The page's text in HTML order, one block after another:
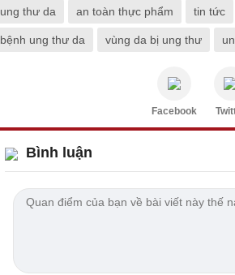
ung thư da an toàn thực phẩm tin tức
bệnh ung thư da vùng da bị ung thư
Facebook
Bình luận